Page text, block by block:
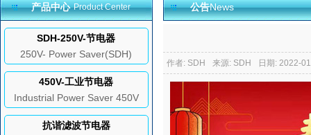
产品中心 Product Center
SDH-250V-节电器
250V- Power Saver(SDH)
450V-工业节电器
Industrial Power Saver 450V
抗谐滤波节电器
公告News
作者: SDH 来源: SDH 日期: 2022-